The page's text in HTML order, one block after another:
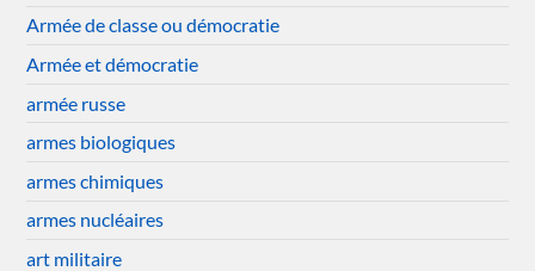
Armée de classe ou démocratie
Armée et démocratie
armée russe
armes biologiques
armes chimiques
armes nucléaires
art militaire